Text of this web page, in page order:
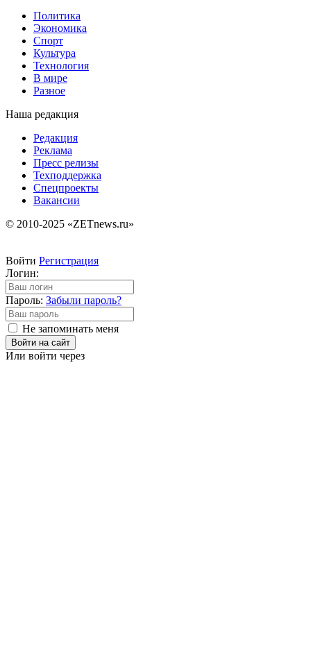
Политика
Экономика
Спорт
Культура
Технология
В мире
Разное
Наша редакция
Редакция
Реклама
Пресс релизы
Техподдержка
Спецпроекты
Вакансии
© 2010-2025 «ZETnews.ru»
Войти Регистрация
Логин:
Пароль: Забыли пароль?
Не запоминать меня
Войти на сайт
Или войти через